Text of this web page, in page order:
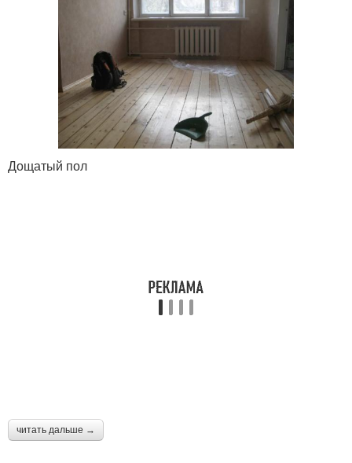
Дощатый пол
читать дальше →